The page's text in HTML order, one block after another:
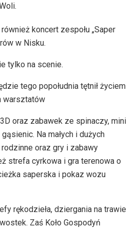
koncert zespołu „Saper
w Nisku.
tylko na scenie.
tego popołudnia tętnił życiem
warsztatów
oraz zabawek ze spinaczy, mini
Na małych i dużych
oraz gry i zabawy
strefa cyrkowa i gra terenowa o
saperska i pokaz wozu
rękodzieła, dziergania na trawie
Zaś Koło Gospodyń